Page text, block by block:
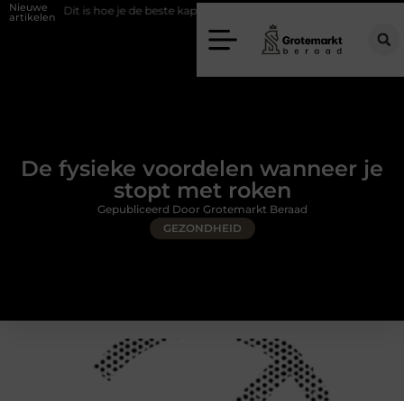
Nieuwe
artikelen
je de beste kapper in Arnhem kunt vinden
De fysieke voordelen wanneer je
stopt met roken
GEZONDHEID
Gepubliceerd Door Grotemarkt Beraad